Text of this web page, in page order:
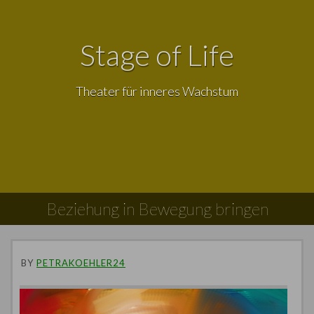
Stage of Life
Theater für inneres Wachstum
Beziehung in Bewegung bringen
BY PETRAKOEHLER24